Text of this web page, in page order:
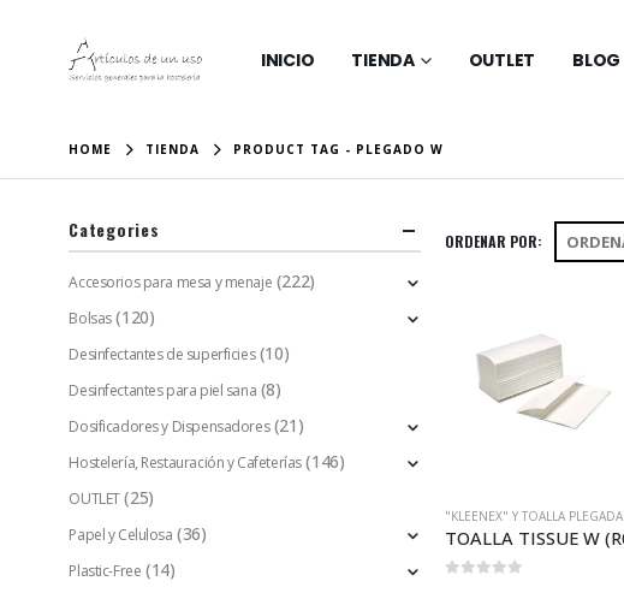
INICIO TIENDA OUTLET BLOG
HOME TIENDA PRODUCT TAG - PLEGADO W
ORDENAR POR:
"KLEENEX" Y TOALLA PLEGADA
Categories
Accesorios para mesa y menaje (222)
Bolsas (120)
Desinfectantes de superficies (10)
Desinfectantes para piel sana (8)
Dosificadores y Dispensadores (21)
Hostelería, Restauración y Cafeterías (146)
OUTLET (25)
Papel y Celulosa (36)
Plastic-Free (14)